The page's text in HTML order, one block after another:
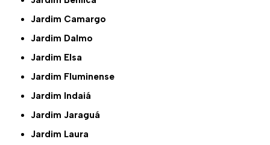
Jardim Camargo
Jardim Dalmo
Jardim Elsa
Jardim Fluminense
Jardim Indaiá
Jardim Jaraguá
Jardim Laura